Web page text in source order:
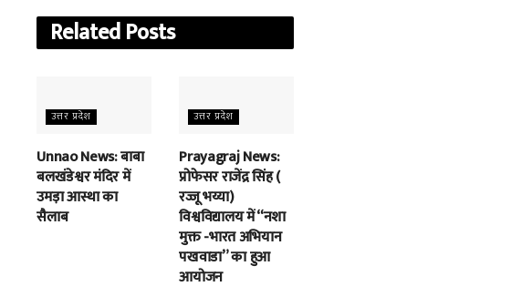
RelatedPosts
उत्तर प्रदेश
Unnao News: बाबा
बलखंडेश्वर मंदिर में
उमड़ा आस्था का
सैलाब
उत्तर प्रदेश
Prayagraj News:
प्रोफेसर राजेंद्र सिंह (
रज्जू भय्या)
विश्वविद्यालय में “नशा
मुक्त -भारत अभियान
पखवाडा” का हुआ
आयोजन